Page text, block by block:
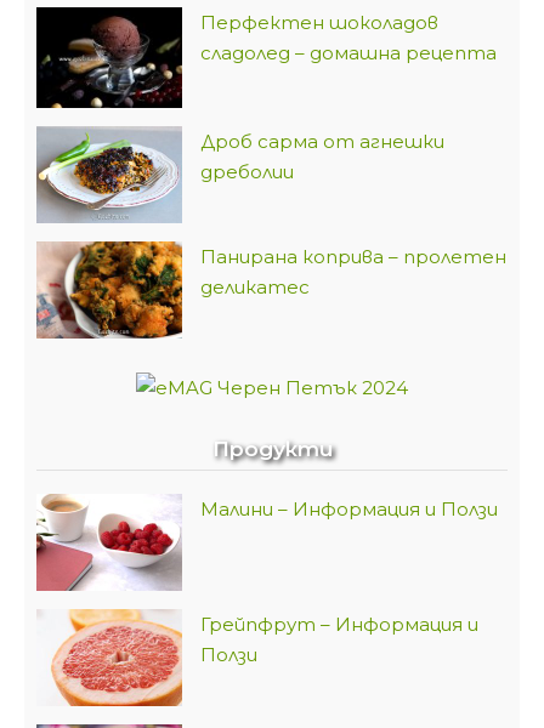
Перфектен шоколадов
сладолед – домашна рецепта
Дроб сарма от агнешки
дреболии
Панирана коприва – пролетен
деликатес
Продукти
Малини – Информация и Ползи
Грейпфрут – Информация и
Ползи